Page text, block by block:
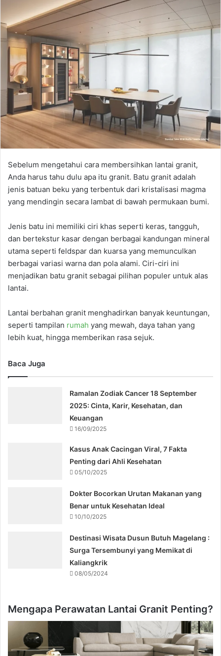
Sebelum mengetahui cara membersihkan lantai granit,
Anda harus tahu dulu apa itu granit. Batu granit adalah
jenis batuan beku yang terbentuk dari kristalisasi magma
yang mendingin secara lambat di bawah permukaan bumi.
Jenis batu ini memiliki ciri khas seperti keras, tangguh,
dan bertekstur kasar dengan berbagai kandungan mineral
utama seperti feldspar dan kuarsa yang memunculkan
berbagai variasi warna dan pola alami. Ciri-ciri ini
menjadikan batu granit sebagai pilihan populer untuk alas
lantai.
Lantai berbahan granit menghadirkan banyak keuntungan,
seperti tampilan rumah yang mewah, daya tahan yang
lebih kuat, hingga memberikan rasa sejuk.
Baca Juga
Ramalan Zodiak Cancer 18 September
2025: Cinta, Karir, Kesehatan, dan
Keuangan
16/09/2025
Kasus Anak Cacingan Viral, 7 Fakta
Penting dari Ahli Kesehatan
05/10/2025
Dokter Bocorkan Urutan Makanan yang
Benar untuk Kesehatan Ideal
10/10/2025
Destinasi Wisata Dusun Butuh Magelang :
Surga Tersembunyi yang Memikat di
Kaliangkrik
08/05/2024
Mengapa Perawatan Lantai Granit Penting?